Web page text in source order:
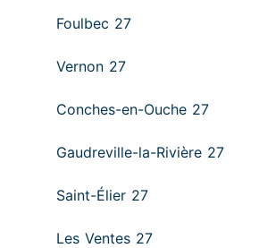
Foulbec 27
Vernon 27
Conches-en-Ouche 27
Gaudreville-la-Rivière 27
Saint-Élier 27
Les Ventes 27